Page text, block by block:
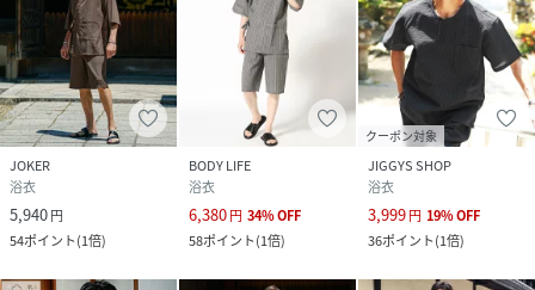
JOKER
浴衣
5,940円
54ポイント(1倍)
BODY LIFE
浴衣
6,380円 34%OFF
58ポイント(1倍)
クーポン対象
JIGGYS SHOP
浴衣
3,999円 19%OFF
36ポイント(1倍)